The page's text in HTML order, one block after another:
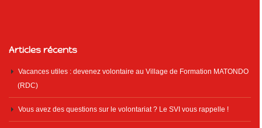
Articles récents
Vacances utiles : devenez volontaire au Village de Formation MATONDO
(RDC)
Vous avez des questions sur le volontariat ? Le SVI vous rappelle !